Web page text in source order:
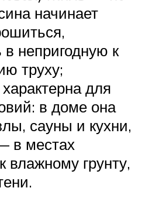
начинает
непригодную к
труху;
для
в доме она
сауны и кухни,
в местах
влажному грунту,